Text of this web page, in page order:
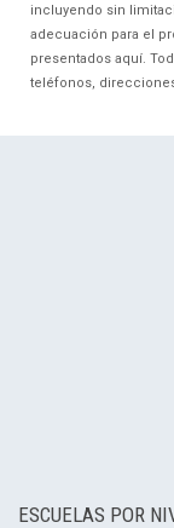
incluyendo sin
adecuación para el
presentados aquí.
teléfonos,
ESCUELAS POR